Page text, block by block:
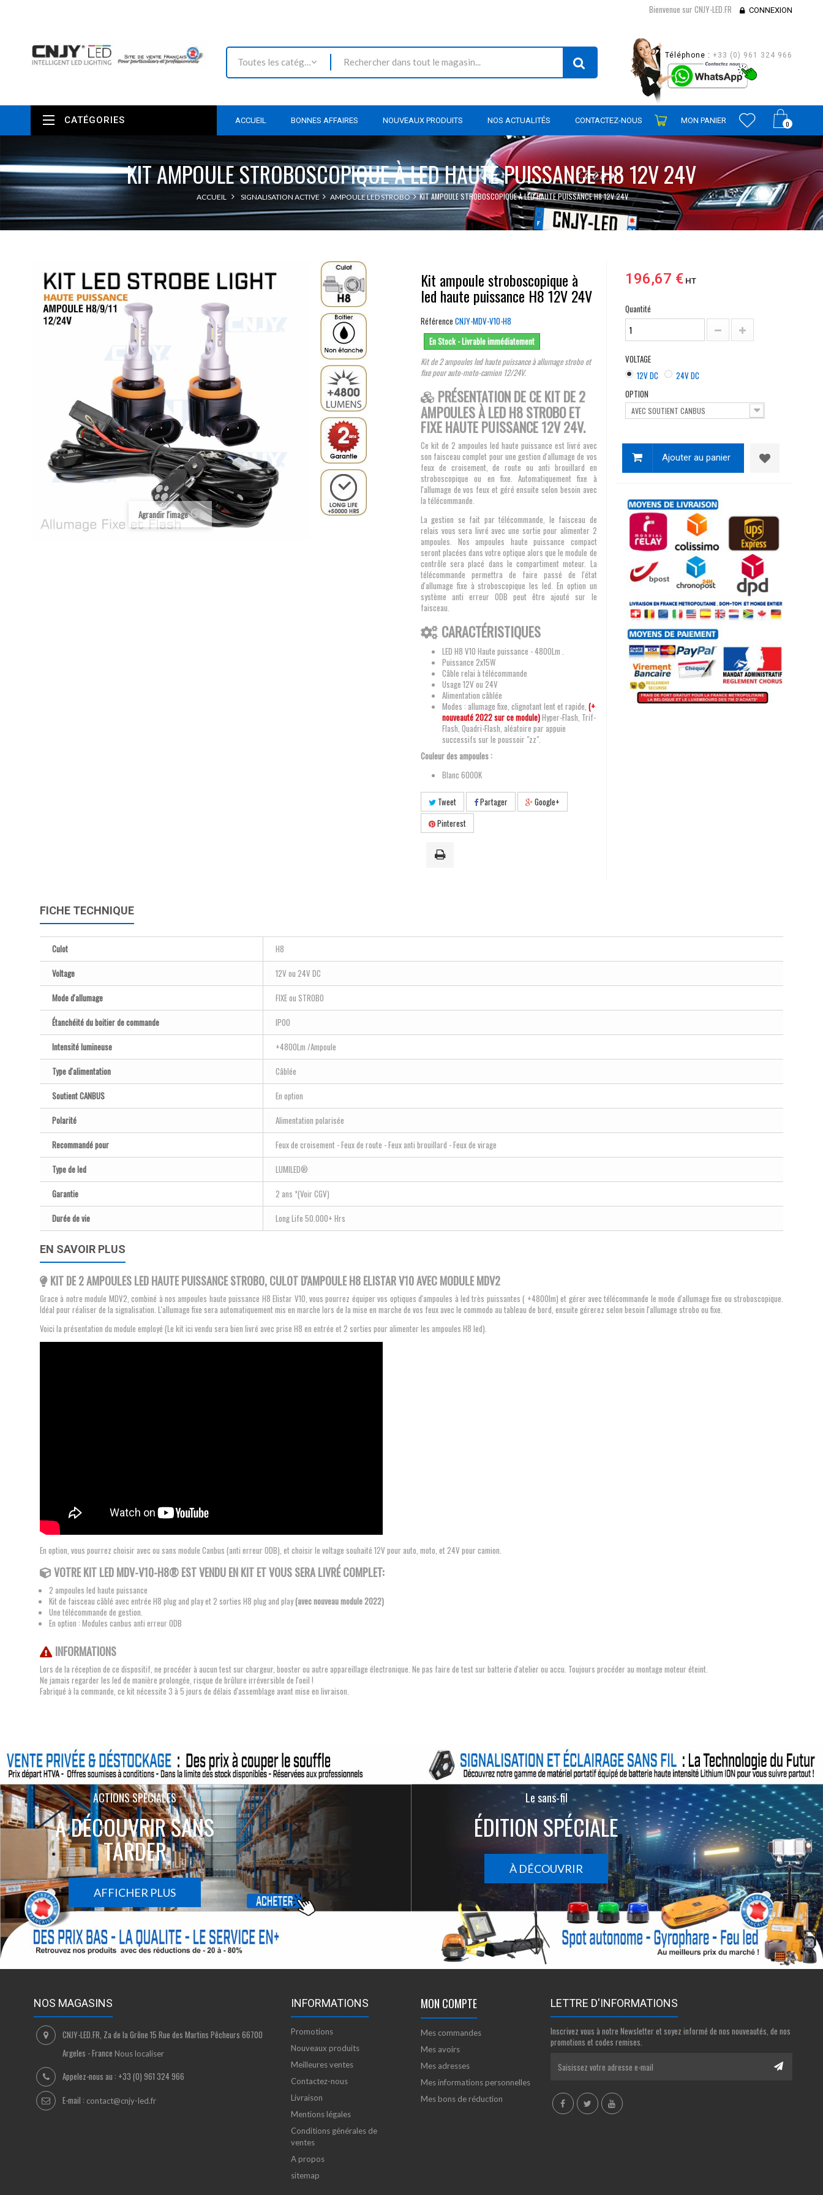
Bienvenue sur CNJY-LED.FR CONNEXION
Toutes les catégories
Téléphone : +33 (0) 961 324 966
0
ACCUEIL BONNES AFFAIRES NOUVEAUX PRODUITS NOS ACTUALITÉS CONTACTEZ-NOUS MON PANIER
CATÉGORIES
KIT AMPOULE STROBOSCOPIQUE À LED HAUTE PUISSANCE H8 12V 24V
ACCUEIL SIGNALISATION ACTIVE AMPOULE LED STROBO KIT AMPOULE STROBOSCOPIQUE À LED HAUTE PUISSANCE H8 12V 24V
Agrandir l'image
Kit ampoule stroboscopique à
led haute puissance H8 12V 24V
Référence CNJY-MDV-V10-H8
En Stock - Livrable immédiatement
Kit de 2 ampoules led haute puissance à allumage strobo et
fixe pour auto-moto-camion 12/24V.
PRÉSENTATION DE CE KIT DE 2
AMPOULES À LED H8 STROBO ET
FIXE HAUTE PUISSANCE 12V 24V.
Ce kit de 2 ampoules led haute puissance est livré avec
son faisceau complet pour une gestion d'allumage de vos
feux de croisement, de route ou anti brouillard en
stroboscopique ou en fixe. Automatiquement fixe à
l'allumage de vos feux et géré ensuite selon besoin avec
la télécommande.
La gestion se fait par télécommande, le faisceau de
relais vous sera livré avec une sortie pour alimenter 2
ampoules. Nos ampoules haute puissance compact
seront placées dans votre optique alors que le module de
contrôle sera placé dans le compartiment moteur. La
télécommande permettra de faire passé de l'état
d'allumage fixe à stroboscopique les led. En option un
système anti erreur ODB peut être ajouté sur le
faisceau.
CARACTÉRISTIQUES
LED H8 V10 Haute puissance - 4800Lm .
Puissance 2x15W
Câble relai à télécommande
Usage 12V ou 24V
Alimentation câblée
Modes : allumage fixe, clignotant lent et rapide, (+
nouveauté 2022 sur ce module)Hyper-Flash, Trif-
Flash, Quadri-Flash, aléatoire par appuie
successifs sur le poussoir "zz".
Couleur des ampoules :
Blanc 6000K
Tweet Partager
Google+
Pinterest
196,67 €HT
Quantité
VOLTAGE
12V DC
24V DC
OPTION
AVEC SOUTIENT CANBUS
Ajouter au panier
FICHE TECHNIQUE
Culot
H8
Voltage
12V ou 24V DC
Mode d'allumage
FIXE ou STROBO
Étanchéité du boitier de commande
IP00
Intensité lumineuse
+4800Lm /Ampoule
Type d'alimentation
Câblée
Soutient CANBUS
En option
Polarité
Alimentation polarisée
Recommandé pour
Feux de croisement - Feux de route - Feux anti brouillard - Feux de virage
Type de led
LUMILED®
Garantie
2 ans *(Voir CGV)
Durée de vie
Long Life 50.000+ Hrs
EN SAVOIR PLUS
KIT DE 2 AMPOULES LED HAUTE PUISSANCE STROBO, CULOT D'AMPOULE H8 ELISTAR V10 AVEC MODULE MDV2
Grace à notre module MDV2, combiné à nos ampoules haute puissance H8 Elistar V10, vous pourrez équiper vos optiques d'ampoules à led très puissantes ( +4800lm) et gérer avec télécommande le mode d'allumage fixe ou stroboscopique.
Idéal pour réaliser de la signalisation. L'allumage fixe sera automatiquement mis en marche lors de la mise en marche de vos feux avec le commodo au tableau de bord, ensuite gérerez selon besoin l'allumage strobo ou fixe.
Voici la présentation du module employé (Le kit ici vendu sera bien livré avec prise H8 en entrée et 2 sorties pour alimenter les ampoules H8 led).
En option, vous pourrez choisir avec ou sans module Canbus (anti erreur ODB), et choisir le voltage souhaité 12V pour auto, moto, et 24V pour camion.
VOTRE KIT LED MDV-V10-H8® EST VENDU EN KIT ET VOUS SERA LIVRÉ COMPLET:
2 ampoules led haute puissance
Kit de faisceau câblé avec entrée H8 plug and play et 2 sorties H8 plug and play(avec nouveau module 2022)
Une télécommande de gestion.
En option : Modules canbus anti erreur ODB
INFORMATIONS
Lors de la réception de ce dispositif, ne procéder à aucun test sur chargeur, booster ou autre appareillage électronique. Ne pas faire de test sur batterie d'atelier ou accu. Toujours procéder au montage moteur éteint.
Ne jamais regarder les led de manière prolongée, risque de brûlure irréversible de l'oeil !
Fabriqué à la commande, ce kit nécessite 3 à 5 jours de délais d'assemblage avant mise en livraison.
ACTIONS SPÉCIALES
À DÉCOUVRIR SANS
TARDER
AFFICHER PLUS
Le sans-fil
ÉDITION SPÉCIALE
À DÉCOUVRIR
NOS MAGASINS
CNJY-LED.FR, Za de la Grône 15 Rue des Martins Pêcheurs 66700
Argeles - France Nous localiser
Appelez-nous au : +33 (0) 961 324 966
E-mail : contact@cnjy-led.fr
INFORMATIONS
Promotions
Nouveaux produits
Meilleures ventes
Contactez-nous
Livraison
Mentions légales
Conditions générales de
ventes
A propos
sitemap
MON COMPTE
Mes commandes
Mes avoirs
Mes adresses
Mes informations personnelles
Mes bons de réduction
LETTRE D'INFORMATIONS
Inscrivez vous à notre Newsletter et soyez informé de nos nouveautés, de nos
promotions et codes remises.